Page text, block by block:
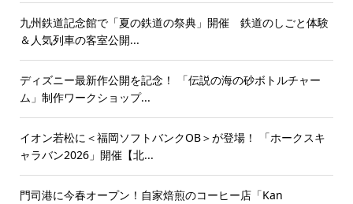
九州鉄道記念館で「夏の鉄道の祭典」開催 鉄道のしごと体験
＆人気列車の客室公開...
ディズニー最新作公開を記念！ 「伝説の海の砂ボトルチャー
ム」制作ワークショップ...
イオン若松に＜福岡ソフトバンクOB＞が登場！ 「ホークスキ
ャラバン2026」開催【北...
門司港に今春オープン！自家焙煎のコーヒー店「Kan